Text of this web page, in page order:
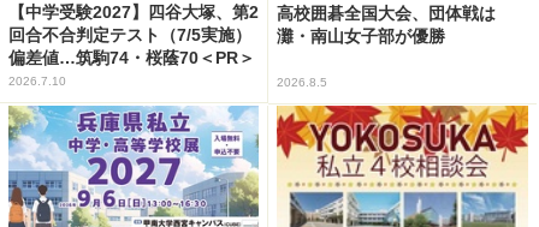
【中学受験2027】四谷大塚、第2
回合不合判定テスト（7/5実施）
偏差値…筑駒74・桜蔭70＜PR＞
2026.7.10
高校囲碁全国大会、団体戦は
灘・南山女子部が優勝
2026.8.5